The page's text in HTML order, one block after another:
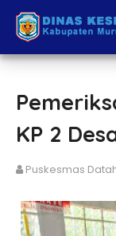
KP 2
Puskesmas